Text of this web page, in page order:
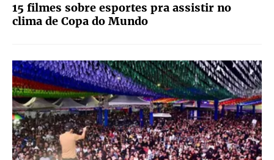
15 filmes sobre esportes pra assistir no
clima de Copa do Mundo